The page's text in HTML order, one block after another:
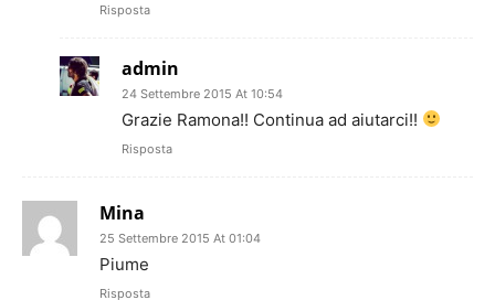
Risposta
admin
24 Settembre 2015 At 10:54
Grazie Ramona!! Continua ad aiutarci!!
Risposta
Mina
25 Settembre 2015 At 01:04
Piume
Risposta